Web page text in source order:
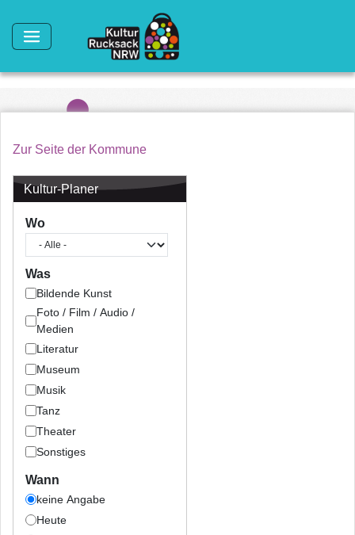
Zur Seite der Kommune
Kultur-Planer
Wo
Was
Bildende Kunst
Foto / Film / Audio /
Medien
Literatur
Museum
Musik
Tanz
Theater
Sonstiges
Wann
keine Angabe
Heute